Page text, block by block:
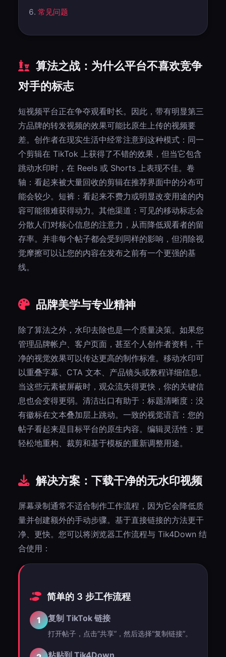
常见问题
算法之战：为什么平台不喜欢竞争
对手的标志
短视频平台正在争夺观看时长。因此，带有明显第三
方品牌的转发视频的效果可能比原生上传的视频要
差。创作者在现实生活中经常注意到这种模式：同一
个剪辑在 TikTok 上获得了不错的效果，但当它包含
跳动水印时，在 Reels 或 Shorts 上表现不佳。卷
轴：看起来被大量回收的剪辑在推荐界面中的分布可
能会较少。短裤：看起来不费力或明显改变用途的内
容可能很难获得动力。其他渠道：可见的移动标志会
分散人们对核心信息的注意力，从而降低观看者的留
存率。并非每个帖子都会受到同样的影响，但消除视
觉摩擦可以让您的内容在发布之前有一个更强的基
线。
品牌美学与专业精神
除了算法之外，水印去除也是一个质量决策。如果您
管理品牌帐户、客户页面，甚至个人创作者资料，干
净的视觉效果可以传达更高的制作标准。移动水印可
以重叠字幕、CTA 文本、产品镜头或教程详细信息。
当这些元素被屏蔽时，观众流失得更快，你的关键信
息也会变得更弱。清洁出口有助于：标题清晰度：没
有徽标在文本叠加层上跳动。一致的视觉语言：您的
帖子看起来是目标平台的原生内容。编辑灵活性：更
轻松地重构、裁剪和基于模板的重新调整用途。
解决方案：下载干净的无水印视频
屏幕录制通常不适合制作工作流程，因为它会降低质
量并创建额外的手动步骤。基于直接链接的方法更干
净、更快。您可以将浏览器工作流程与 Tik4Down 结
合使用：
简单的 3 步工作流程
1 复制 TikTok 链接
打开帖子，点击“共享”，然后选择“复制链接”。
粘贴到 Tik4Down